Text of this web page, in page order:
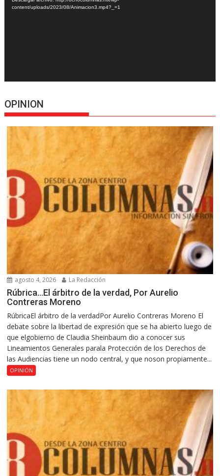
content/uploads/2023/08/Animacion3.mp4?_=1
OPINION
agosto 4, 2026 La Redacción
Rúbrica…El árbitro de la verdad, Por Aurelio
Contreras Moreno
RúbricaEl árbitro de la verdadPor Aurelio Contreras Moreno El
debate sobre la libertad de expresión que se ha abierto luego de
que elgobierno de Claudia Sheinbaum dio a conocer sus
Lineamientos Generales parala Protección de los Derechos de
las Audiencias tiene un nodo central, y que noson propiamente...
OPINIÓN